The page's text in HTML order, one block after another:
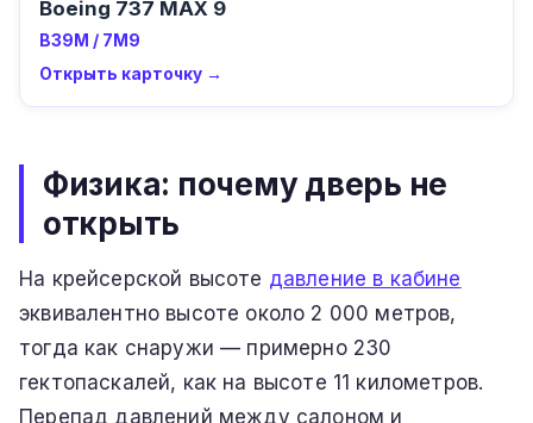
Boeing 737 MAX 9
B39M / 7M9
Открыть карточку →
Физика: почему дверь не
открыть
На крейсерской высоте давление в кабине
эквивалентно высоте около 2 000 метров,
тогда как снаружи — примерно 230
гектопаскалей, как на высоте 11 километров.
Перепад давлений между салоном и